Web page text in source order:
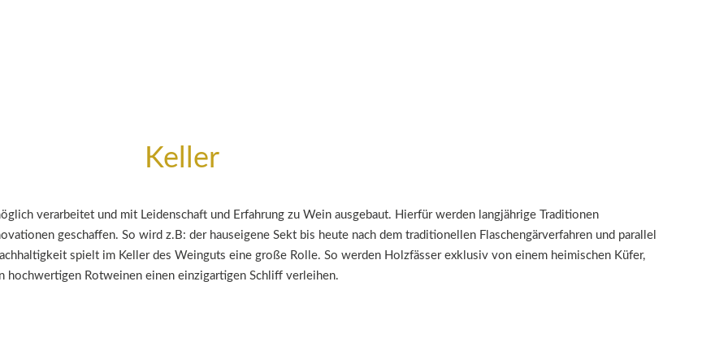
Keller
verarbeitet und mit Leidenschaft und Erfahrung zu Wein ausgebaut. Hierfür werden langjährige Traditionen
geschaffen. So wird z.B: der hauseigene Sekt bis heute nach dem traditionellen Flaschengärverfahren und parallel
spielt im Keller des Weinguts eine große Rolle. So werden Holzfässer exklusiv von einem heimischen Küfer,
hochwertigen Rotweinen einen einzigartigen Schliff verleihen.